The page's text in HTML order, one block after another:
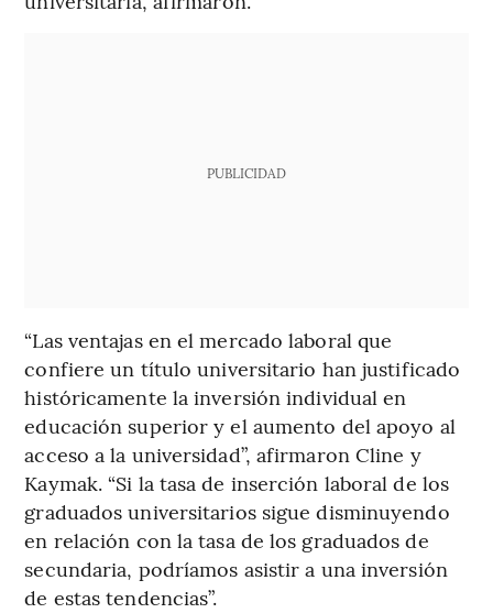
PUBLICIDAD
“Las ventajas en el mercado laboral que
confiere un título universitario han justificado
históricamente la inversión individual en
educación superior y el aumento del apoyo al
acceso a la universidad”, afirmaron Cline y
Kaymak. “Si la tasa de inserción laboral de los
graduados universitarios sigue disminuyendo
en relación con la tasa de los graduados de
secundaria, podríamos asistir a una inversión
de estas tendencias”.